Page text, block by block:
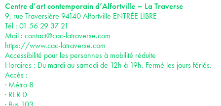
Centre d’art contemporain d’Alfortville – La Traverse
9, rue Traversière 94140 Alfortville ENTRÉE LIBRE
Tél : 01 56 29 37 21
Mail : contact@cac-latraverse.com
https://www.cac-latraverse.com
Accessibilité pour les personnes à mobilité réduite
Horaires : Du mardi au samedi de 12h à 19h. Fermé les jours fériés.
Accès :
· Métro 8
· RER D